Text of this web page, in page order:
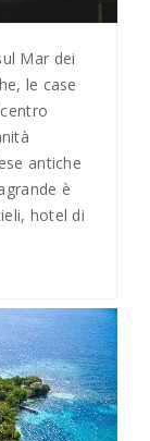
Mar dei
le case
antiche
è
hotel di